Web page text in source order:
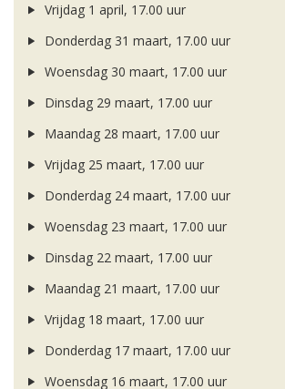
Vrijdag 1 april, 17.00 uur
Donderdag 31 maart, 17.00 uur
Woensdag 30 maart, 17.00 uur
Dinsdag 29 maart, 17.00 uur
Maandag 28 maart, 17.00 uur
Vrijdag 25 maart, 17.00 uur
Donderdag 24 maart, 17.00 uur
Woensdag 23 maart, 17.00 uur
Dinsdag 22 maart, 17.00 uur
Maandag 21 maart, 17.00 uur
Vrijdag 18 maart, 17.00 uur
Donderdag 17 maart, 17.00 uur
Woensdag 16 maart, 17.00 uur